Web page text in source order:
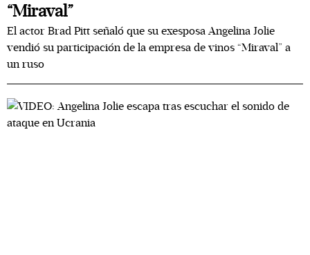
“Miraval”
El actor Brad Pitt señaló que su exesposa Angelina Jolie
vendió su participación de la empresa de vinos “Miraval” a
un ruso